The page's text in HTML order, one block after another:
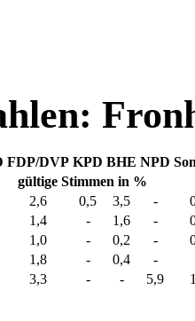
FDP/DVP KPD BHE NPD
gültige Stimmen in %
2,6 0,5 3,5 -
1,4 - 1,6 -
1,0 - 0,2 -
1,8 - 0,4
-
3,3 - - 5,9